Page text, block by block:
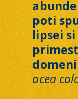
poti
lipsei
acea